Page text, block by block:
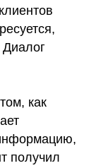
Диалог
как
получил